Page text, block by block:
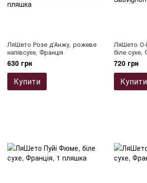
ЛяШето Розе д'Анжу, рожеве
напівсухе, Франція
630 грн
Купити
ЛяШето О-
біле сухе,
720 грн
Купити